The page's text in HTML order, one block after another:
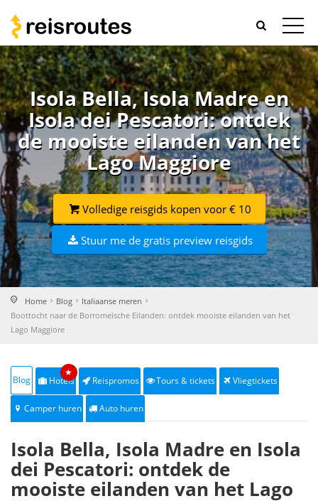
Isola Bella, Isola Madre en
Isola dei Pescatori: ontdek
de mooiste eilanden van het
Lago Maggiore
Volledige reisgids kopen voor € 10
Stuur me de gratis preview reisgids
Home Blog
Italiaanse meren
Boottocht naar de Borromeïsche Eilanden: ontdek mooiste eilanden van het
Lago Maggiore
Blog Hotels
★
Reispromos Tours & tickets Vliegtickets
Camper huren Auto huren
Isola Bella, Isola Madre en Isola
dei Pescatori: ontdek de
mooiste eilanden van het Lago